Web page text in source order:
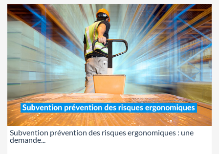
Subvention prévention des risques ergonomiques : une
demande...